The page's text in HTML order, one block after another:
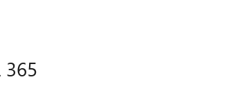
365